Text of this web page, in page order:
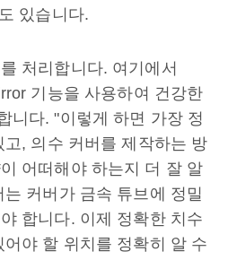
있습니다.
처리합니다. 여기에서
기능을 사용하여 건강한
니다. "이렇게 하면 가장 정
, 의수 커버를 제작하는 방
어떠해야 하는지 더 잘 알
커버가 금속 튜브에 정밀
합니다. 이제 정확한 치수
야 할 위치를 정확히 알 수